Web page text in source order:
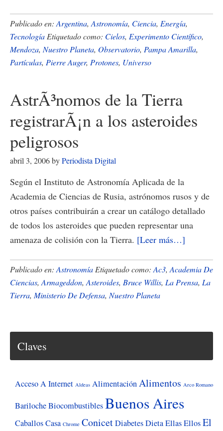
El
experimento
cientÃ­
fico
grande
del
mundo
Publicado en: Argentina, Astronomía, Ciencia, Energía,
Tecnología Etiquetado como: Cielos, Experimento Científico,
Mendoza, Nuestro Planeta, Observatorio, Pampa Amarilla,
Partículas, Pierre Auger, Protones, Universo
AstrÃ³nomos de la Tierra
registrarÃ¡n a los asteroides
peligrosos
abril 3, 2006byPeriodista Digital
Según el Instituto de Astronomía Aplicada de la
Academia de Ciencias de Rusia, astrónomos rusos y de
otros países contribuirán a crear un catálogo detallado
de todos los asteroides que pueden representar una
amenaza de colisión con la Tierra. [Leer más…]
de
peligrosos
Publicado en: Astronomía Etiquetado como: Ac3, Academia De
Ciencias, Armageddon, Asteroides, Bruce Willis, La Prensa, La
Tierra, Ministerio De Defensa, Nuestro Planeta
Claves
Acceso A Internet Aldeas AlimentaciónAlimentos Arco Romano
BarilocheBiocombustiblesBuenos Aires
CaballosCasa Chrome ConicetDiabetesDietaEllasEllosEl